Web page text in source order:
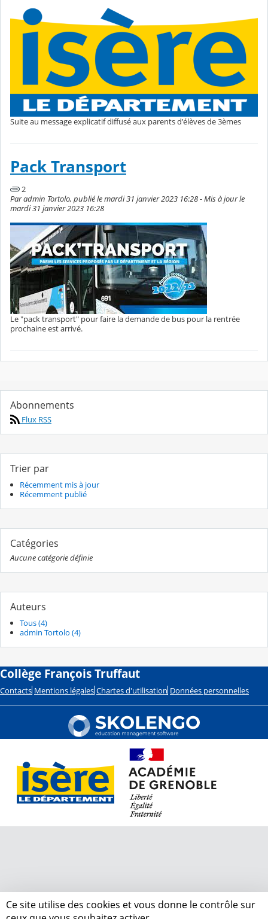
Suite au message explicatif diffusé aux parents d'élèves de 3èmes
Pack Transport
2
Par admin Tortolo, publié le mardi 31 janvier 2023 16:28 - Mis à jour le
mardi 31 janvier 2023 16:28
Le "pack transport" pour faire la demande de bus pour la rentrée
prochaine est arrivé.
Abonnements
Flux RSS
Trier par
Récemment mis à jour
Récemment publié
Catégories
Aucune catégorie définie
Auteurs
Tous (4)
admin Tortolo (4)
Collège François Truffaut
Contacts Mentions légales Chartes d'utilisation Données personnelles
Ce site utilise des cookies et vous donne le contrôle sur